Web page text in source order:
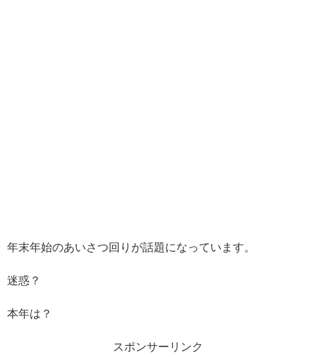
年末年始のあいさつ回りが話題になっています。
迷惑？
本年は？
スポンサーリンク